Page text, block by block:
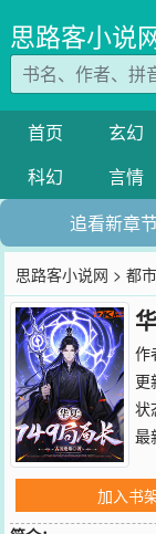
思路客小说
首页 玄幻
科幻
言情
追看新章
思路客小说网 >都
作
更
状
最
加入书